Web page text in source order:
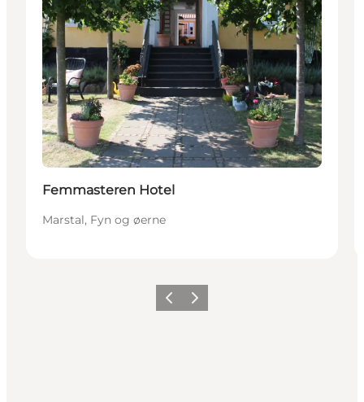
Femmasteren Hotel
Marstal, Fyn og øerne
ForrigeNæste